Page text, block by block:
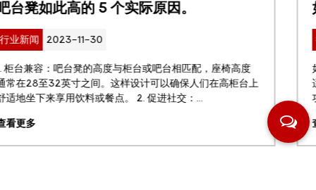
度
台上
如何选择适合自己的花园桌？
行业新闻
如果您想美化您的户外空间并为放松或招待客人创造
适且实用的休息区，那么花园桌是必备的。 户外家具
功能和风格能为您的露台或后院带来更多好处，并使您